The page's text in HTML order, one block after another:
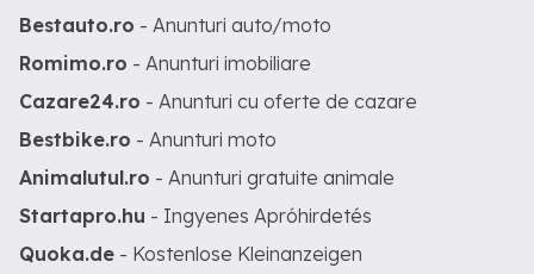
Bestauto.ro - Anunturi auto/moto
Romimo.ro - Anunturi imobiliare
Cazare24.ro - Anunturi cu oferte de cazare
Bestbike.ro - Anunturi moto
Animalutul.ro - Anunturi gratuite animale
Startapro.hu - Ingyenes Apróhirdetés
Quoka.de - Kostenlose Kleinanzeigen